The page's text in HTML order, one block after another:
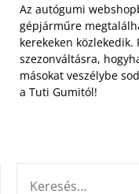
Az autógumi
gépjárműre
kerekeken
szezonváltásra,
másokat veszélybe
a Tuti Gumitól!